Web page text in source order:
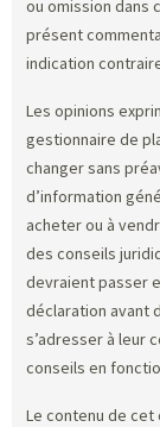
ou omission dans
présent
indication
Les opinions
gestionnaire de
changer sans
d’information
acheter ou à
des conseils
devraient passer
déclaration avant
s’adresser à leur
conseils en
Le contenu de